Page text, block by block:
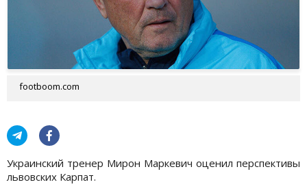
footboom.com
Украинский тренер Мирон Маркевич оценил перспективы
львовских Карпат.